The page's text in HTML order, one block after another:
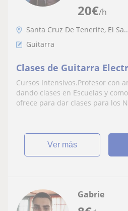
20€/h
Santa Cruz De Tenerife, El
Guitarra
Clases de Guitarra
Cursos Intensivos.Profesor con
dando clases en Escuelas y
ofrece para dar clases para los
ver más
Gabrie